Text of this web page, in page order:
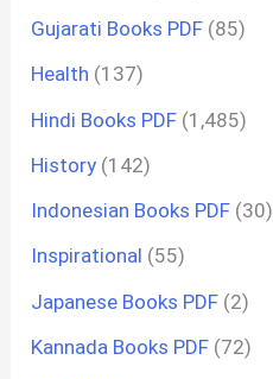
Gujarati Books PDF (85)
Health (137)
Hindi Books PDF (1,485)
History (142)
Indonesian Books PDF (30)
Inspirational (55)
Japanese Books PDF (2)
Kannada Books PDF (72)